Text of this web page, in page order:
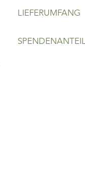
Motiv: Mistelzweig
LIEFERUMFANG
OPTIONAL mit
SPENDENANTEIL